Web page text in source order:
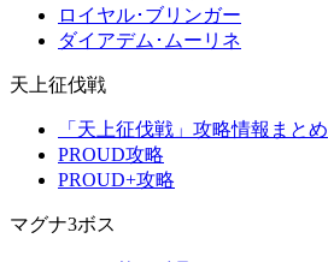
ロイヤル･ブリンガー
ダイアデム･ムーリネ
天上征伐戦
「天上征伐戦」攻略情報まとめ
PROUD攻略
PROUD+攻略
マグナ3ボス